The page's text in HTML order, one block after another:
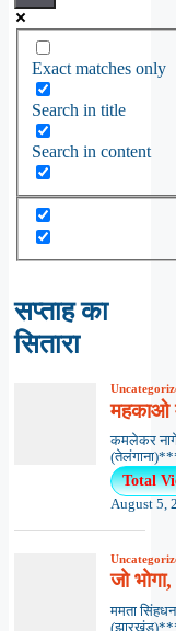
Exact matches only
Search in title
Search in content
सप्ताह का
सितारा
महकाओ
कमलेकर
Total
August 5,
जो
ममता